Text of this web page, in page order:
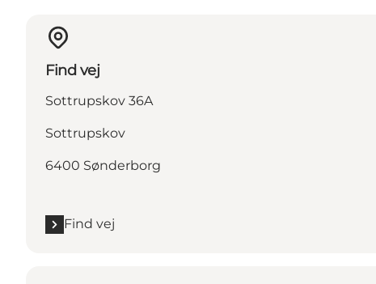
Find vej
Sottrupskov 36A
Sottrupskov
6400 Sønderborg
Find vej